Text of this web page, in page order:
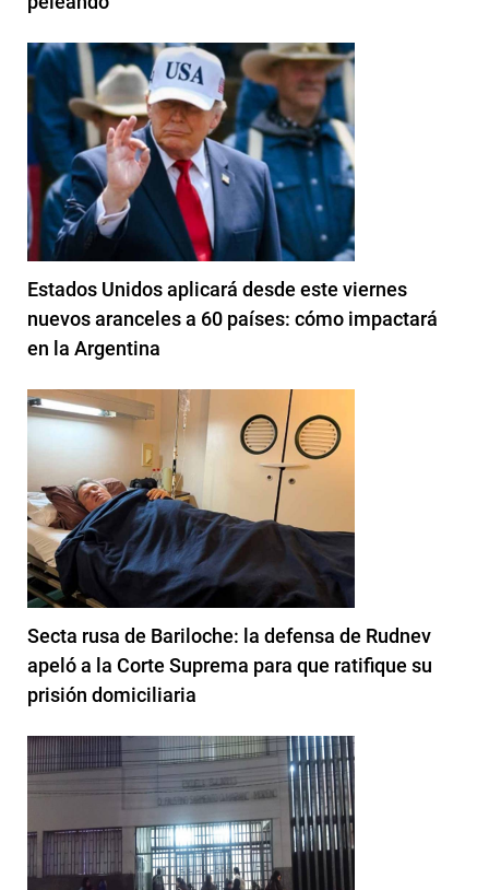
Estados Unidos aplicará desde este viernes
nuevos aranceles a 60 países: cómo impactará
en la Argentina
Secta rusa de Bariloche: la defensa de Rudnev
apeló a la Corte Suprema para que ratifique su
prisión domiciliaria